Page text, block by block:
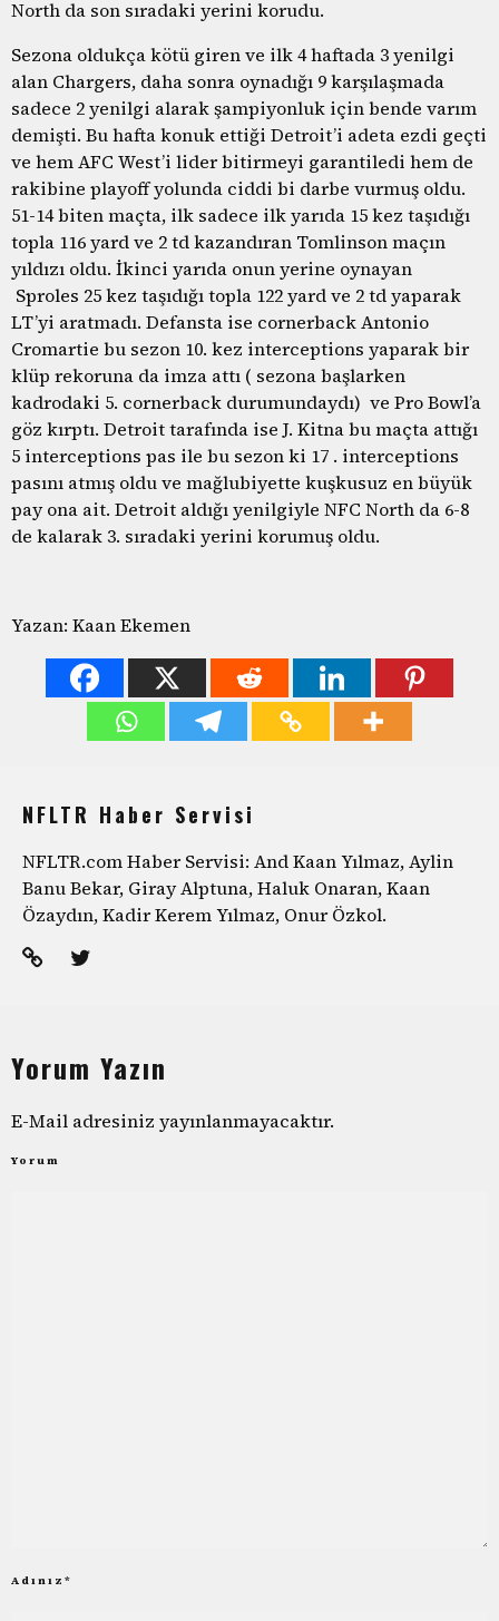
North da son sıradaki yerini korudu.
Sezona oldukça kötü giren ve ilk 4 haftada 3 yenilgi
alan Chargers, daha sonra oynadığı 9 karşılaşmada
sadece 2 yenilgi alarak şampiyonluk için bende varım
demişti. Bu hafta konuk ettiği Detroit’i adeta ezdi geçti
ve hem AFC West’i lider bitirmeyi garantiledi hem de
rakibine playoff yolunda ciddi bi darbe vurmuş oldu.
51-14 biten maçta, ilk sadece ilk yarıda 15 kez taşıdığı
topla 116 yard ve 2 td kazandıran Tomlinson maçın
yıldızı oldu. İkinci yarıda onun yerine oynayan
Sproles 25 kez taşıdığı topla 122 yard ve 2 td yaparak
LT’yi aratmadı. Defansta ise cornerback Antonio
Cromartie bu sezon 10. kez interceptions yaparak bir
klüp rekoruna da imza attı ( sezona başlarken
kadrodaki 5. cornerback durumundaydı) ve Pro Bowl’a
göz kırptı. Detroit tarafında ise J. Kitna bu maçta attığı
5 interceptions pas ile bu sezon ki 17 . interceptions
pasını atmış oldu ve mağlubiyette kuşkusuz en büyük
pay ona ait. Detroit aldığı yenilgiyle NFC North da 6-8
de kalarak 3. sıradaki yerini korumuş oldu.
Yazan: Kaan Ekemen
NFLTR Haber Servisi
NFLTR.com Haber Servisi: And Kaan Yılmaz, Aylin
Banu Bekar, Giray Alptuna, Haluk Onaran, Kaan
Özaydın, Kadir Kerem Yılmaz, Onur Özkol.
Yorum Yazın
E-Mail adresiniz yayınlanmayacaktır.
Yorum
Adınız *